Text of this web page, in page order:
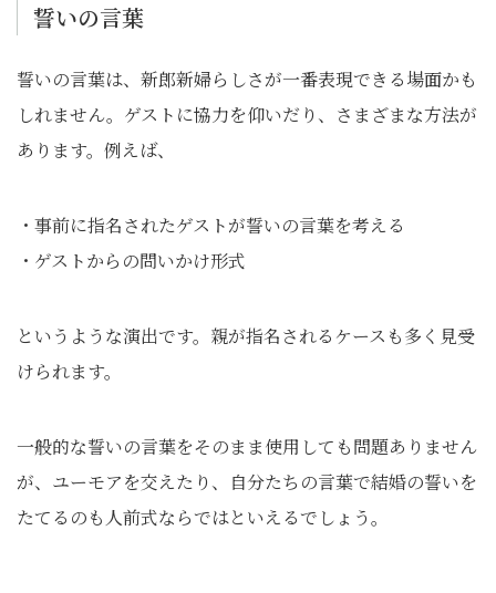
誓いの言葉
誓いの言葉は、新郎新婦らしさが一番表現できる場面かも
しれません。ゲストに協力を仰いだり、さまざまな方法が
あります。例えば、
・事前に指名されたゲストが誓いの言葉を考える
・ゲストからの問いかけ形式
というような演出です。親が指名されるケースも多く見受
けられます。
一般的な誓いの言葉をそのまま使用しても問題ありません
が、ユーモアを交えたり、自分たちの言葉で結婚の誓いを
たてるのも人前式ならではといえるでしょう。